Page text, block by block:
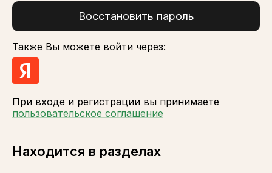
Восстановить пароль
Также Вы можете войти через:
При входе и регистрации вы принимаете
пользовательское соглашение
Находится в разделах